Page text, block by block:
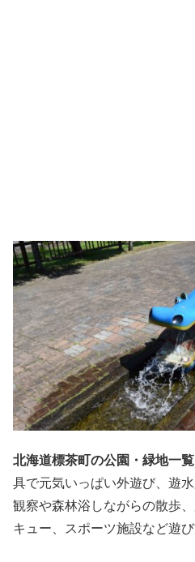
北海道標茶町の公園・緑地一覧
具で元気いっぱい外遊び、遊
観察や森林浴しながらの散歩
キュー、スポーツ施設など遊